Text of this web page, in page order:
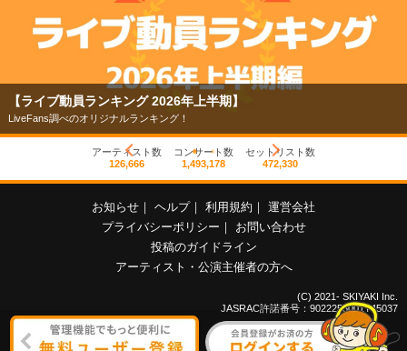
【ライブ動員ランキング 2026年上半期】
LiveFans調べのオリジナルランキング！
アーティスト数
126,666
コンサート数
1,493,178
セットリスト数
472,330
お知らせ ｜ ヘルプ｜ 利用規約 ｜ 運営会社
プライバシーポリシー ｜
お問い合わせ
投稿のガイドライン
アーティスト・公演主催者の方へ
(C) 2021- SKIYAKI Inc.
JASRAC許諾番号：9022255001Y45037